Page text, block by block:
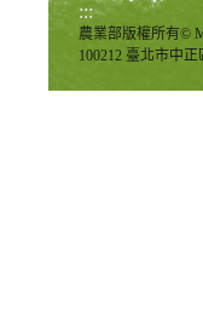
:::
農業部版權所有©
100212 臺北市中